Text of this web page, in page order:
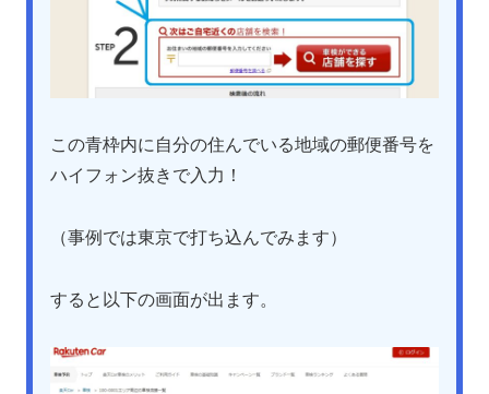
この青枠内に自分の住んでいる地域の郵便番号を
ハイフォン抜きで入力！
（事例では東京で打ち込んでみます）
すると以下の画面が出ます。